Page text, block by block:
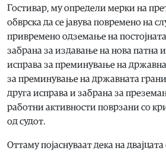
Гостивар, му определи мерки на
обврска да се јавува повремено на
привремено одземање на
забрана за издавање на нова патна
исправа за преминување на
за преминување на државната
друга исправа и забрана за
работни активности поврзани со
од судот.
Оттаму појаснуваат дека на